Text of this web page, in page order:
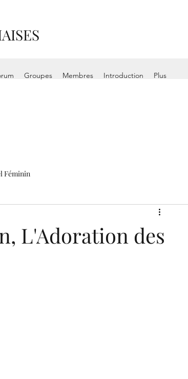
Groupes Membres Introduction Plus
Féminin
L'Adoration des